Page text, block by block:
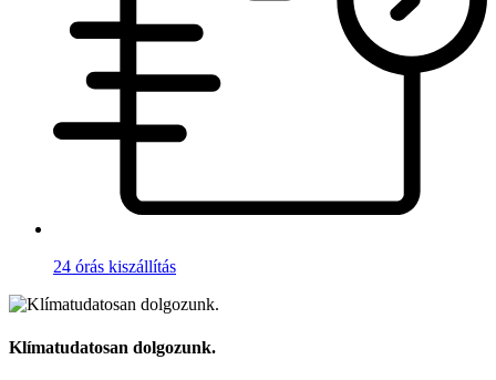
24 órás kiszállítás
Klímatudatosan dolgozunk.